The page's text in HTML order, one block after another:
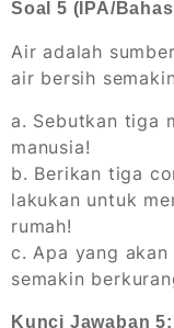
Soal 5 (IPA/
Air adalah
air bersih
a. Sebutkan tiga
manusia!
b. Berikan tiga
lakukan untuk
rumah!
c. Apa yang
semakin
Kunci Jawaban 5: